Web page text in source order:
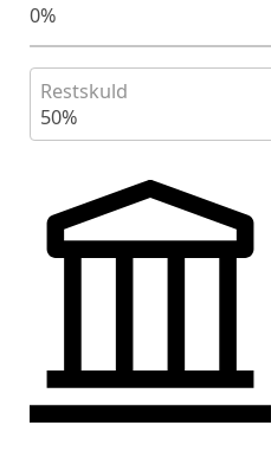
0%
Restskuld
50%